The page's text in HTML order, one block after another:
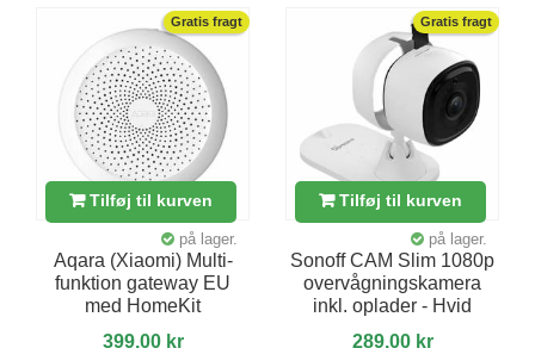
Gratis fragt
Tilføj til kurven
på lager.
Aqara (Xiaomi) Multi-
funktion gateway EU
med HomeKit
399,00 kr
Gratis fragt
Tilføj til kurven
på lager.
Sonoff CAM Slim 1080p
overvågningskamera
inkl. oplader - Hvid
289,00 kr